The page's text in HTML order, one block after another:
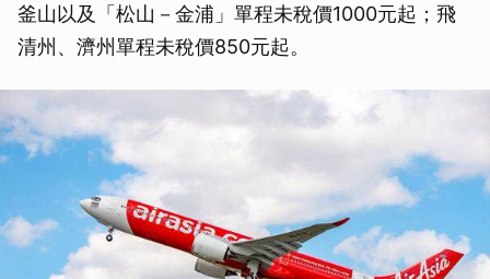
釜山以及「松山－金浦」單程未稅價1000元起；飛
清州、濟州單程未稅價850元起。